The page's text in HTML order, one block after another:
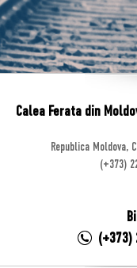
Calea Ferata din
Republica Moldova,
(+373)
(+373)